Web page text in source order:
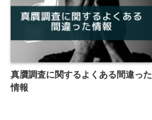
真贋調査に関するよくある間違った
情報